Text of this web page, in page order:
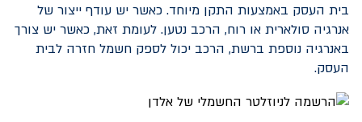
בית העסק באמצעות התקן מיוחד. כאשר יש עודף ייצור של
אנרגיה סולארית או רוח, הרכב נטען. לעומת זאת, כאשר יש צורך
באנרגיה נוספת ברשת, הרכב יכול לספק חשמל חזרה לבית
העסק.